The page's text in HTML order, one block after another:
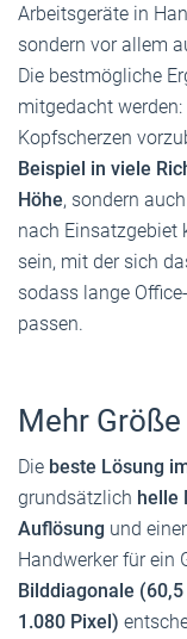
Arbeitsgeräte in
sondern vor allem
Die bestmögliche
mitgedacht
Kopfscherzen
Beispiel in viele
Höhe, sondern
nach Einsatzgebiet
sein, mit der sich
sodass lange
passen.
Mehr
Die beste Lösung
grundsätzlich helle
Auflösung und
Handwerker für ein
Bilddiagonale
1.080 Pixel)